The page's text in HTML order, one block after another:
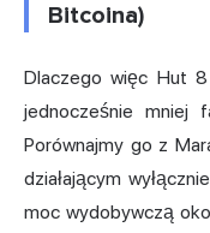
Bitcoina)
Dlaczego więc Hut
jednocześnie mniej
Porównajmy go z
działającym
moc wydobywczą